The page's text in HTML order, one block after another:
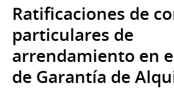
Ratificaciones de
particulares de
arrendamiento en
de Garantía de